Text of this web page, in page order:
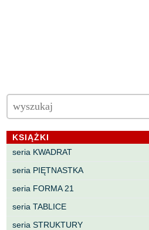
KSIĄŻKI
seria KWADRAT
seria PIĘTNASTKA
seria FORMA 21
seria TABLICE
seria STRUKTURY